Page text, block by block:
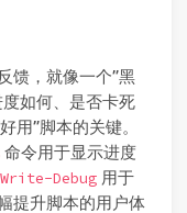
馈，就像一个”黑
如何、是否卡死
用”脚本的关键。
命令用于显示进度
Write-Debug 用于
提升脚本的用户体